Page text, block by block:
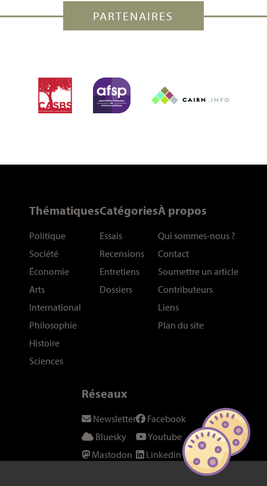
PARTENAIRES
Thématiques
Politique
Société
Économie
Arts
International
Philosophie
Histoire
Sciences
Catégories
Essais
Recensions
Entretiens
Dossiers
À propos
Qui sommes-nous ?
Contact
Soumettre un article
Contributeurs
Liens
Plan du site
Réseaux
Newsletter
Bluesky
Mastodon
Facebook
Youtube
Linkedin